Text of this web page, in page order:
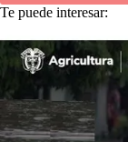
Te puede interesar: